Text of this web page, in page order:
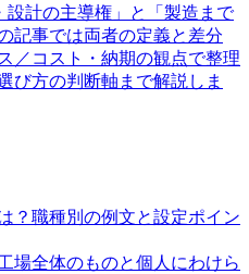
計の主導権」と「製造まで
記事では両者の定義と差分
／コスト・納期の観点で整理
び方の判断軸まで解説しま
？職種別の例文と設定ポイン
場全体のものと個人にわけら